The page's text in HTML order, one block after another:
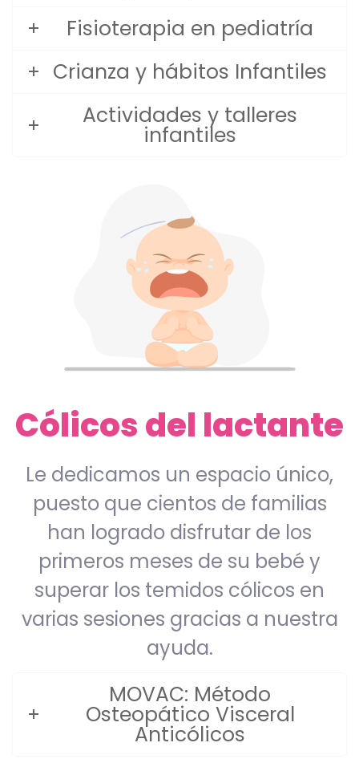
Fisioterapia en pediatría
Crianza y hábitos Infantiles
Actividades y talleres
infantiles
Cólicos del lactante
Le dedicamos un espacio único,
puesto que cientos de familias
han logrado disfrutar de los
primeros meses de su bebé y
superar los temidos cólicos en
varias sesiones gracias a nuestra
ayuda.
MOVAC: Método
Osteopático Visceral
Anticólicos